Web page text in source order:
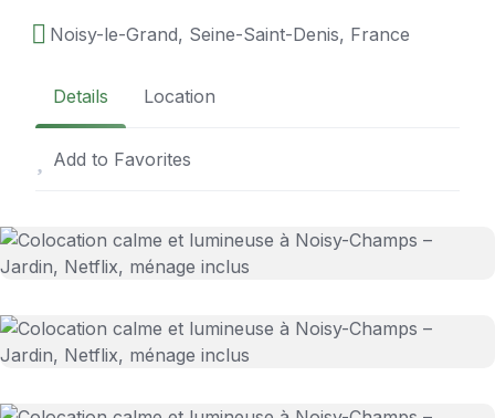
Noisy-le-Grand, Seine-Saint-Denis, France
Details Location
Add to Favorites